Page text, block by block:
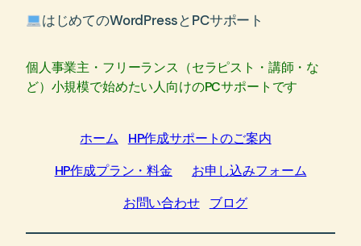
はじめてのWordPressとPCサポート
個人事業主・フリーランス（セラピスト・講師・な
ど）小規模で始めたい人向けのPCサポートです
ホーム
HP作成サポートのご案内
HP作成プラン・料金
お申し込みフォーム
お問い合わせ
ブログ